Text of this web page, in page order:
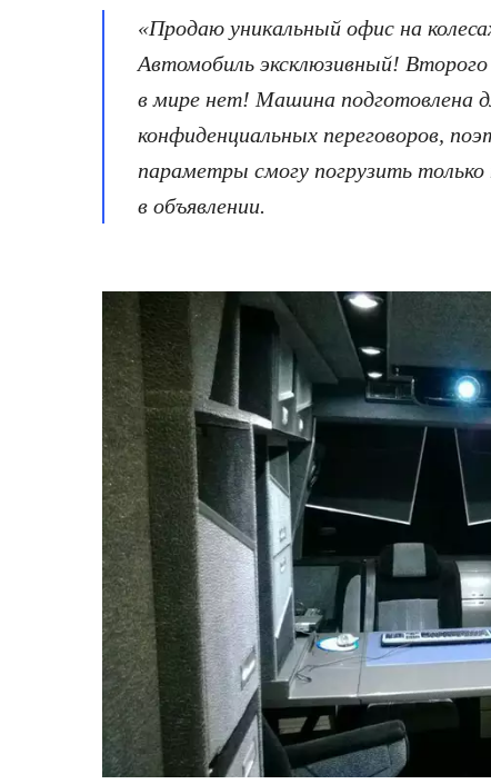
«Продаю уникальный офис на
Автомобиль эксклюзивный!
в мире нет! Машина
конфиденциальных переговоров,
параметры смогу погрузить
в объявлении.